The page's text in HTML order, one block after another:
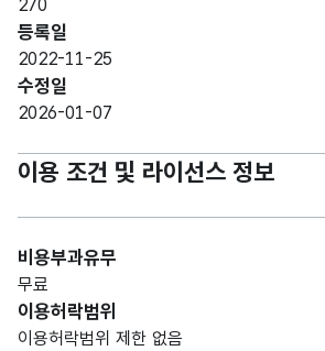
270
등록일
2022-11-25
수정일
2026-01-07
이용 조건 및 라이선스 정보
비용부과유무
무료
이용허락범위
이용허락범위 제한 없음